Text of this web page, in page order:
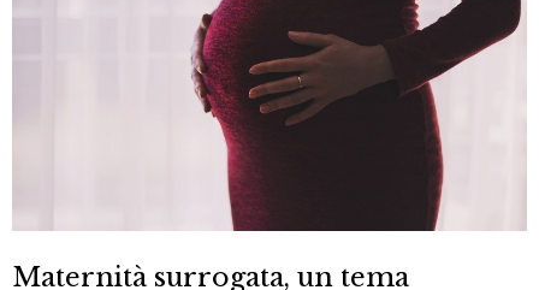
Maternità surrogata, un tema